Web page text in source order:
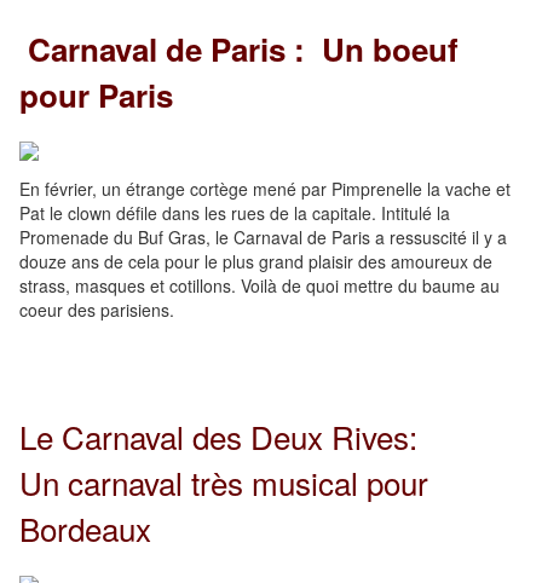
Carnaval de Paris : Un boeuf
pour Paris
En février, un étrange cortège mené par Pimprenelle la vache et
Pat le clown défile dans les rues de la capitale. Intitulé la
Promenade du Buf Gras, le Carnaval de Paris a ressuscité il y a
douze ans de cela pour le plus grand plaisir des amoureux de
strass, masques et cotillons. Voilà de quoi mettre du baume au
coeur des parisiens.
Le Carnaval des Deux Rives:
Un carnaval très musical pour
Bordeaux